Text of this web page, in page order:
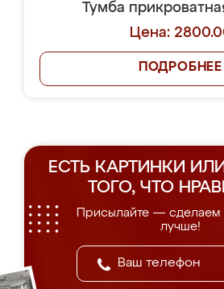
Тумба
Цена:
ПОДРОБНЕЕ
ЕСТЬ КАРТИНКИ
ТОГО, ЧТО
Присылайте — сделаем
лучше!